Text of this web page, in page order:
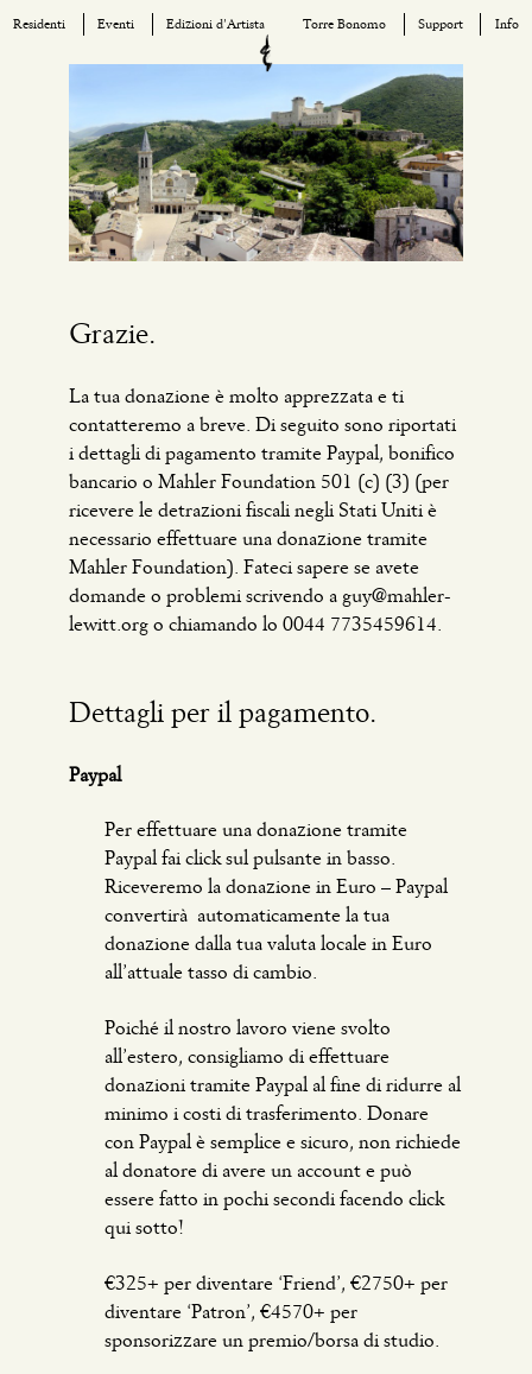
Residenti Eventi Edizioni d’Artista Torre Bonomo Support Info
Grazie.
La tua donazione è molto apprezzata e ti
contatteremo a breve. Di seguito sono riportati
i dettagli di pagamento tramite Paypal, bonifico
bancario o Mahler Foundation 501 (c) (3) (per
ricevere le detrazioni fiscali negli Stati Uniti è
necessario effettuare una donazione tramite
Mahler Foundation). Fateci sapere se avete
domande o problemi scrivendo a guy@mahler-
lewitt.org o chiamando lo 0044 7735459614.
Dettagli per il pagamento.
Paypal
Per effettuare una donazione tramite
Paypal fai click sul pulsante in basso.
Riceveremo la donazione in Euro – Paypal
convertirà automaticamente la tua
donazione dalla tua valuta locale in Euro
all’attuale tasso di cambio.
Poiché il nostro lavoro viene svolto
all’estero, consigliamo di effettuare
donazioni tramite Paypal al fine di ridurre al
minimo i costi di trasferimento. Donare
con Paypal è semplice e sicuro, non richiede
al donatore di avere un account e può
essere fatto in pochi secondi facendo click
qui sotto!
€325+ per diventare ‘Friend’, €2750+ per
diventare ‘Patron’, €4570+ per
sponsorizzare un premio/borsa di studio.